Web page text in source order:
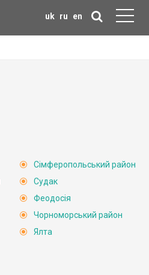
uk ru en
Сімферопольський район
Судак
Феодосія
Чорноморський район
Ялта